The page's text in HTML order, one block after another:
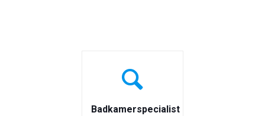
Badkamerspecialist